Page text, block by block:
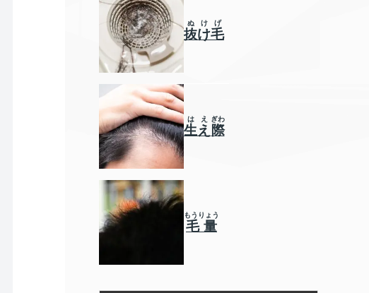
抜け毛
ぬけげ
生
は
え
え
際
ぎわ
毛量
もうりょう